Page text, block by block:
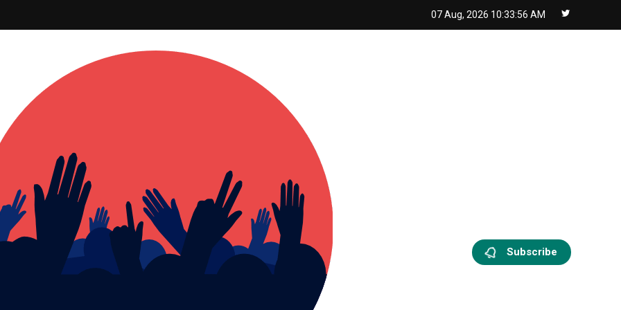
07 Aug, 2026 10:33:58 AM
Subscribe